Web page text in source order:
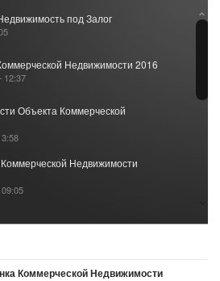
под Залог
Недвижимости 2016
12:37
Объекта Коммерческой
Недвижимости
Коммерческой Недвижимости